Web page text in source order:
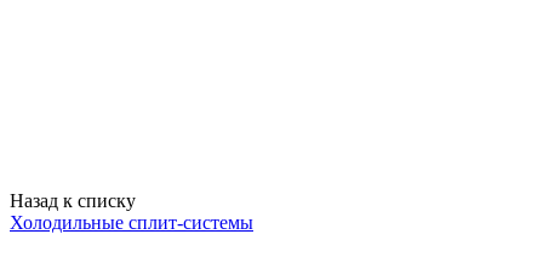
Назад к списку
Холодильные сплит-системы